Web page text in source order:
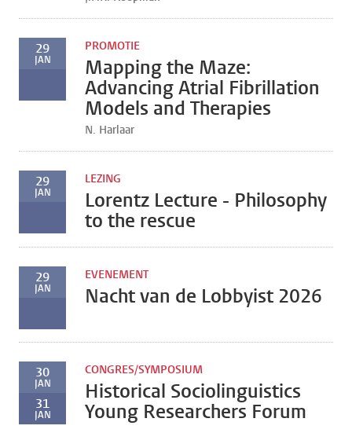
29
JAN
PROMOTIE
Mapping the Maze:
Advancing Atrial Fibrillation
Models and Therapies
N. Harlaar
29
JAN
LEZING
Lorentz Lecture - Philosophy
to the rescue
29
JAN
EVENEMENT
Nacht van de Lobbyist 2026
30
JAN
31
JAN
CONGRES/SYMPOSIUM
Historical Sociolinguistics
Young Researchers Forum